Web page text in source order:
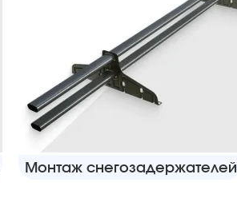
Монтаж снегозадержателей